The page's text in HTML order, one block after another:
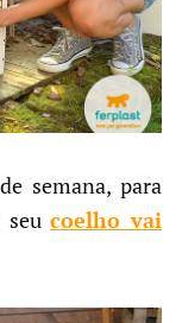
semana, para
seucoelho vai